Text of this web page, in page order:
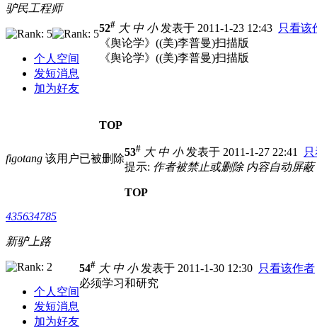
驴民工程师
个人空间
发短消息
加为好友
52# 大 中 小发表于 2011-1-23 12:43 只看该
《舆论学》((美)李普曼)扫描版
《舆论学》((美)李普曼)扫描版
TOP
figotang 该用户已被删除
53# 大 中 小发表于 2011-1-27 22:41
提示: 作者被禁止或删除 内容自动屏蔽
TOP
435634785
新驴上路
个人空间
发短消息
加为好友
54# 大 中 小发表于 2011-1-30 12:30 只看该作者
必须学习和研究